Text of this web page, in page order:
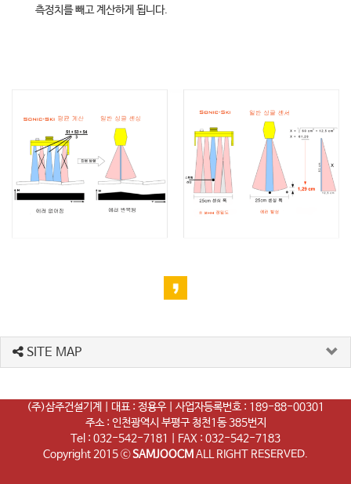
측정치를 빼고 계산하게 됩니다.
SITE MAP
(주)삼주건설기계 | 대표 : 정용우 | 사업자등록번호 : 189-88-00301
주소 : 인천광역시 부평구 청천1동 385번지
Tel : 032-542-7181 | FAX : 032-542-7183
Copyright 2015 ⓒSAMJOOCM ALL RIGHT RESERVED.